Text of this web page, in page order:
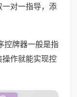
对一指导，添
控牌器一般是指
作就能实现控